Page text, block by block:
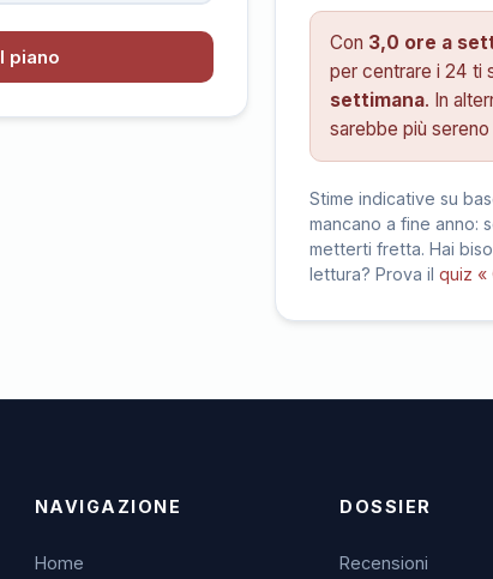
piano
Con 3,0 ore a
per centrare i 24 ti
settimana. In
sarebbe più
Stime indicative su
mancano a fine anno:
metterti fretta. Hai
lettura? Prova il quiz «
NAVIGAZIONE
Home
DOSSIER
Recensioni